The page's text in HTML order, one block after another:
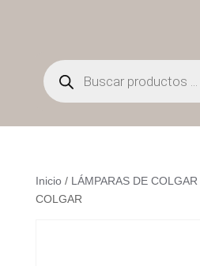
Búsqueda
de
productos
Inicio/ LÁMPARAS DE COLGAR
COLGAR